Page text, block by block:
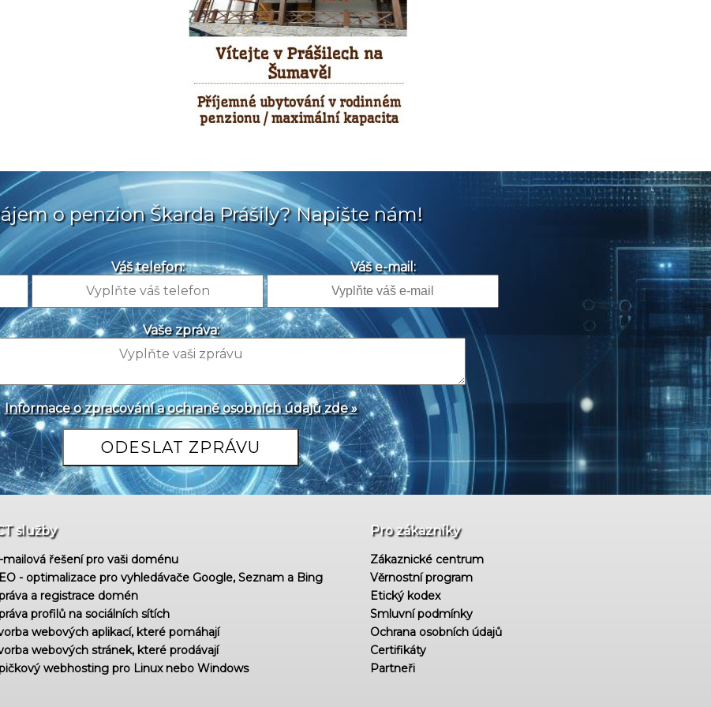
o penzion Škarda Prášily? Napište nám!
Váš telefon: Váš e-mail:
Vaše zpráva:
Informace o zpracování a ochraně osobních údajů zde »
služby
mailová řešení pro vaši doménu
- optimalizace pro vyhledávače Google, Seznam a Bing
a registrace domén
profilů na sociálních sítích
webových aplikací, které pomáhají
webových stránek, které prodávají
webhosting pro Linux nebo Windows
Pro zákazníky
Zákaznické centrum
Věrnostní program
Etický kodex
Smluvní podmínky
Ochrana osobních údajů
Certifikáty
Partneři